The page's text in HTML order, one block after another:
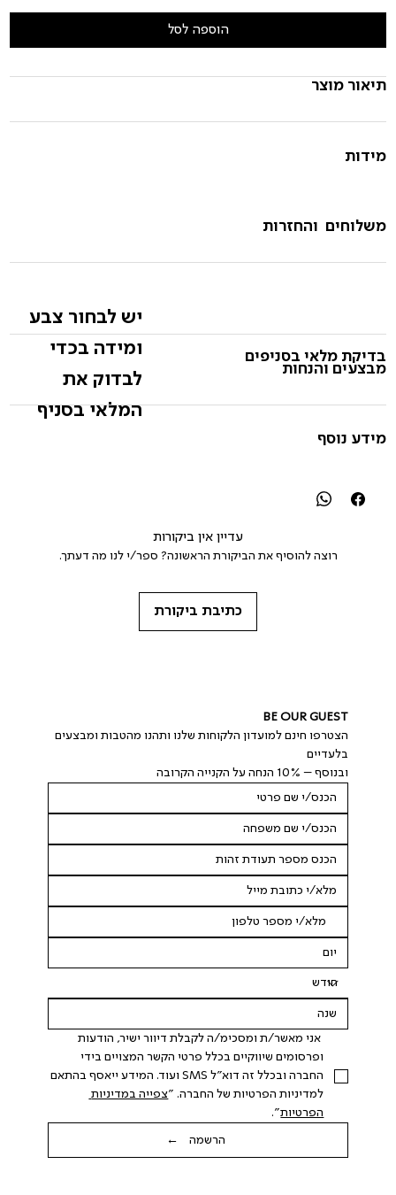
הוספה לסל
תיאור מוצר
מידות
משלוחים והחזרות
יש לבחור צבע
ומידה בכדי
לבדוק את
המלאי בסניף
בדיקת מלאי בסניפים
מבצעים והנחות
מידע נוסף
עדיין אין ביקורות
רוצה להוסיף את הביקורת הראשונה? ספר/י לנו מה דעתך.
כתיבת ביקורת
BE OUR GUEST
הצטרפו חינם למועדון הלקוחות שלנו ותהנו מהטבות ומבצעים
בלעדיים
ובנוסף – 10% הנחה על הקנייה הקרובה
אני מאשר/ת ומסכימ/ה לקבלת דיוור ישיר, הודעות
החברה ובכלל זה דוא"ל SMS ועוד. המידע ייאסף בהתאם
למדיניות הפרטיות של החברה. "
צפייה במדיניות
הפרטיות".
הרשמה ←